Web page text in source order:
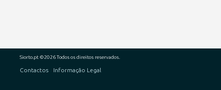
Siorto.pt ©2026 Todos os direitos reservados.
Contactos Informação Legal